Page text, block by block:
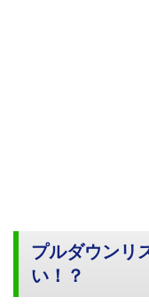
プルダウンリ
い！？